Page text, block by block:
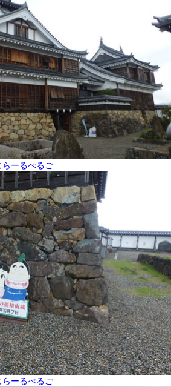
らーるぺるご
らーるぺるご